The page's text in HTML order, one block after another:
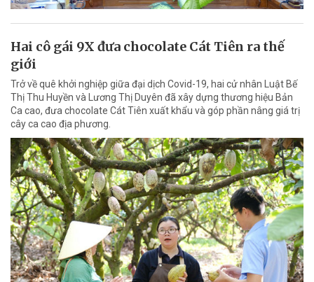
Hai cô gái 9X đưa chocolate Cát Tiên ra thế
giới
Trở về quê khởi nghiệp giữa đại dịch Covid-19, hai cử nhân Luật Bế
Thị Thu Huyền và Lương Thị Duyên đã xây dựng thương hiệu Bản
Ca cao, đưa chocolate Cát Tiên xuất khẩu và góp phần nâng giá trị
cây ca cao địa phương.